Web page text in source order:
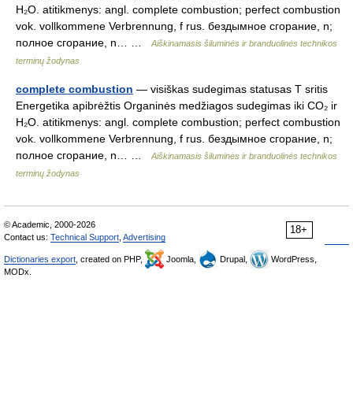
H₂O. atitikmenys: angl. complete combustion; perfect combustion
vok. vollkommene Verbrennung, f rus. бездымное сгорание, n;
полное сгорание, n… …
Aiškinamasis šiluminės ir branduolinės technikos
terminų žodynas
complete combustion — visiškas sudegimas statusas T sritis
Energetika apibrėžtis Organinės medžiagos sudegimas iki CO₂ ir
H₂O. atitikmenys: angl. complete combustion; perfect combustion
vok. vollkommene Verbrennung, f rus. бездымное сгорание, n;
полное сгорание, n… …
Aiškinamasis šiluminės ir branduolinės technikos
terminų žodynas
18+
© Academic, 2000-2026
Contact us: Technical Support Advertising
Dictionaries export , created on PHP, Joomla, Drupal,
WordPress,
MODx.